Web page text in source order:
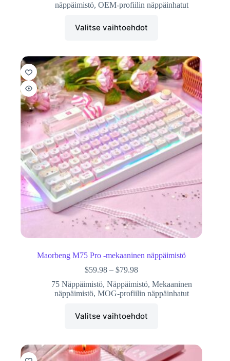
näppäimistö,OEM-profiilin näppäinhatut
Valitse vaihtoehdot
Maorbeng M75 Pro -mekaaninen näppäimistö
$59.98 – $79.98
75 Näppäimistö,Näppäimistö,Mekaaninen
näppäimistö,MOG-profiilin näppäinhatut
Valitse vaihtoehdot